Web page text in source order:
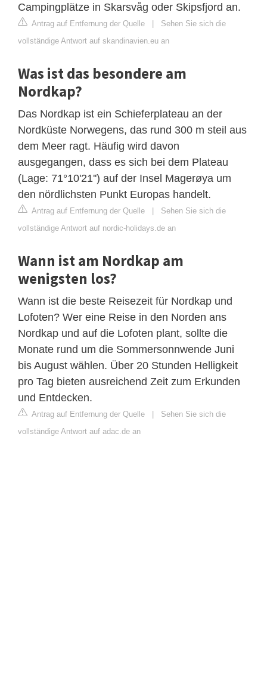
Campingplätze in Skarsvåg oder Skipsfjord an.
Antrag auf Entfernung der Quelle | Sehen Sie sich die
vollständige Antwort auf skandinavien.eu an
Was ist das besondere am
Nordkap?
Das Nordkap ist ein Schieferplateau an der
Nordküste Norwegens, das rund 300 m steil aus
dem Meer ragt. Häufig wird davon
ausgegangen, dass es sich bei dem Plateau
(Lage: 71°10'21'') auf der Insel Magerøya um
den nördlichsten Punkt Europas handelt.
Antrag auf Entfernung der Quelle | Sehen Sie sich die
vollständige Antwort auf nordic-holidays.de an
Wann ist am Nordkap am
wenigsten los?
Wann ist die beste Reisezeit für Nordkap und
Lofoten? Wer eine Reise in den Norden ans
Nordkap und auf die Lofoten plant, sollte die
Monate rund um die Sommersonnwende Juni
bis August wählen. Über 20 Stunden Helligkeit
pro Tag bieten ausreichend Zeit zum Erkunden
und Entdecken.
Antrag auf Entfernung der Quelle | Sehen Sie sich die
vollständige Antwort auf adac.de an